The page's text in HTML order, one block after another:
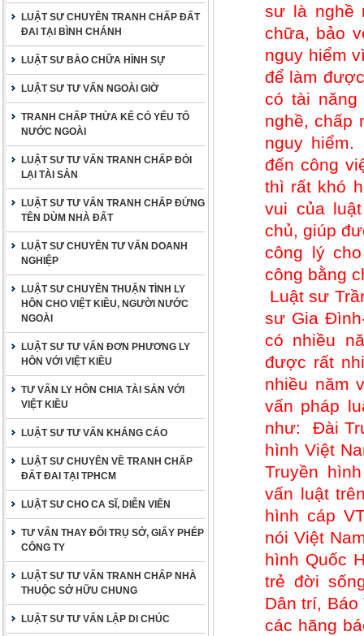
LUẬT SƯ CHUYÊN TRANH CHẤP ĐẤT
ĐAI TẠI BÌNH CHÁNH
LUẬT SƯ BÀO CHỮA HÌNH SỰ
LUẬT SƯ TƯ VẤN NGOÀI GIỜ
TRANH CHẤP THỪA KẾ CÓ YẾU TỐ
NƯỚC NGOÀI
LUẬT SƯ TƯ VẤN TRANH CHẤP ĐÒI
LẠI TÀI SẢN
LUẬT SƯ TƯ VẤN TRANH CHẤP ĐỨNG
TÊN DÙM NHÀ ĐẤT
LUẬT SƯ CHUYÊN TƯ VẤN DOANH
NGHIỆP
LUẬT SƯ CHUYÊN THUẬN TÌNH LY
HÔN CHO VIỆT KIỀU, NGƯỜI NƯỚC
NGOÀI
LUẬT SƯ TƯ VẤN ĐƠN PHƯƠNG LY
HÔN VỚI VIỆT KIỀU
TƯ VẤN LY HÔN CHIA TÀI SẢN VỚI
VIỆT KIỀU
LUẬT SƯ TƯ VẤN KHÁNG CÁO
LUẬT SƯ CHUYÊN VỀ TRANH CHẤP
ĐẤT ĐAI TẠI TPHCM
LUẬT SƯ CHO CA SĨ, DIỄN VIÊN
TƯ VẤN THAY ĐỔI TRỤ SỞ, GIẤY PHÉP
CÔNG TY
LUẬT SƯ TƯ VẤN TRANH CHẤP NHÀ
THUỘC SỞ HỮU CHUNG
LUẬT SƯ TƯ VẤN LẬP DI CHÚC
sư là nghề
chữa, bảo
nguy hiểm
để làm
có tài năng
nghề, chấp
nguy
đến công
thì rất khó
vui của
chủ, giúp
công lý
công bằng
Luật sư
sư Gia
có nhiều
được rất
nhiều năm
vấn pháp
như: Đài
hình Việt
Truyền
vấn luật
hình cáp
nói Việt
hình Quốc
trẻ đời
Dân trí,
các hãng